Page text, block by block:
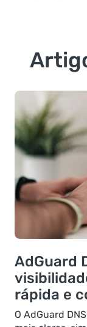
AdGuard
rápida e
O AdGuard